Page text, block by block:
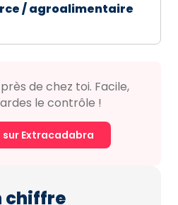
/ agroalimentaire
de chez toi. Facile,
le contrôle !
Extracadabra
chiffre